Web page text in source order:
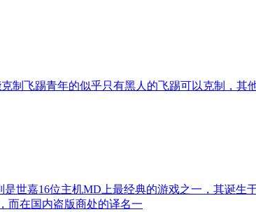
飞踢青年的似乎只有黑人的飞踢可以克制，其
世嘉16位主机MD上最经典的游戏之一，其诞生
而在国内盗版商处的译名一